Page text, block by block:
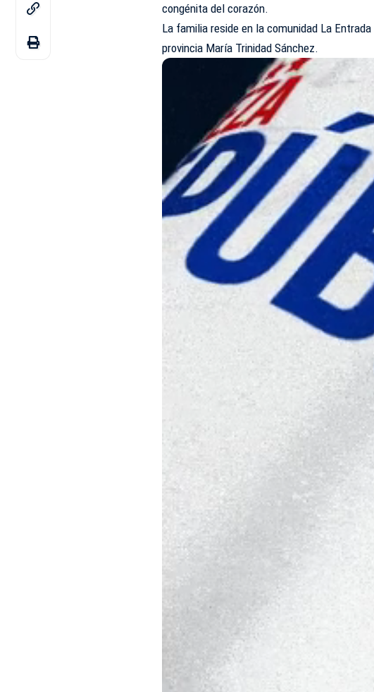
congénita del corazón.
La familia reside en la comunidad La
provincia María Trinidad Sánchez.